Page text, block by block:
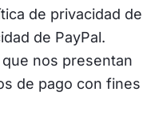
de privacidad de
de PayPal.
nos presentan
de pago con fines